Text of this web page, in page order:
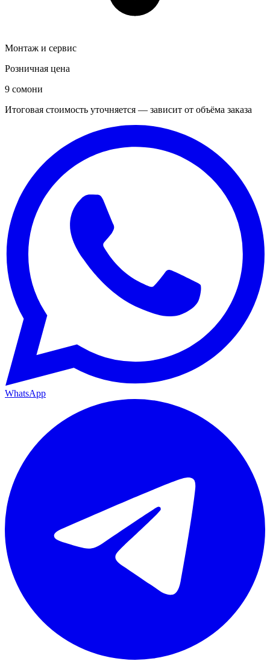
Монтаж и сервис
Розничная цена
9 сомони
Итоговая стоимость уточняется — зависит от объёма заказа
WhatsApp